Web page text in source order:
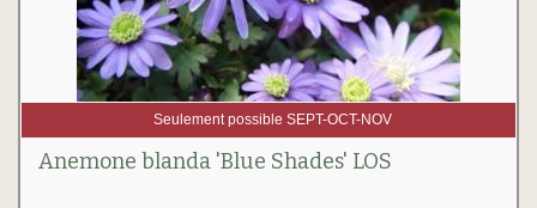
Seulement possible SEPT-OCT-NOV
Anemone blanda 'Blue Shades' LOS